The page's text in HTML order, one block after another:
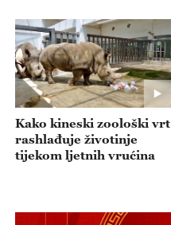
Kako kineski zoološki vrt
rashlađuje životinje
tijekom ljetnih vrućina